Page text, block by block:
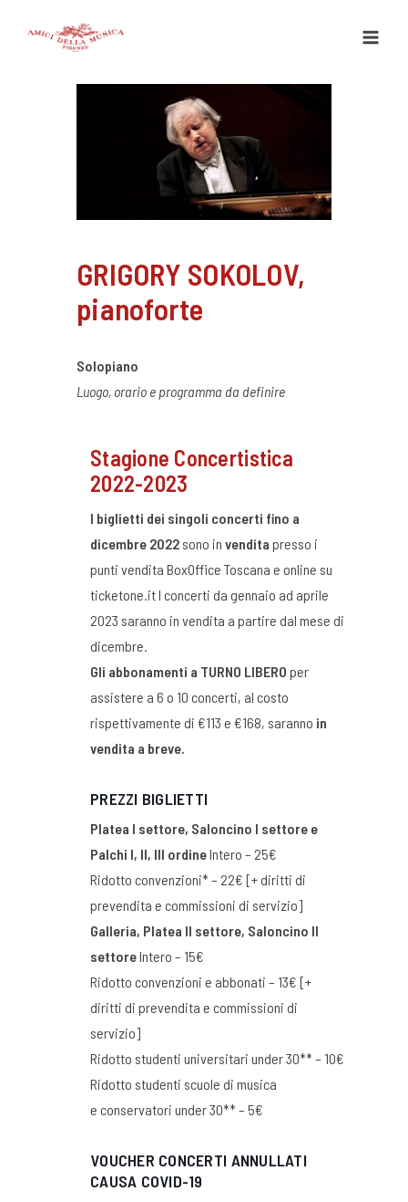
GRIGORY SOKOLOV,
pianoforte
Solopiano
Luogo, orario e programma da definire
Stagione Concertistica
2022-2023
I biglietti dei singoli concerti fino a
dicembre 2022 sono in vendita presso i
punti vendita BoxOffice Toscana e online su
ticketone.it I concerti da gennaio ad aprile
2023 saranno in vendita a partire dal mese di
dicembre.
Gli abbonamenti a TURNO LIBERO per
assistere a 6 o 10 concerti, al costo
rispettivamente di €113 e €168, saranno in
vendita a breve.
PREZZI BIGLIETTI
Platea I settore, Saloncino I settore e
Palchi I, II, III ordineIntero – 25€
Ridotto convenzioni* – 22€ [+ diritti di
prevendita e commissioni di servizio]
Galleria, Platea II settore, Saloncino II
settoreIntero – 15€
Ridotto convenzioni e abbonati – 13€ [+
diritti di prevendita e commissioni di
servizio]
Ridotto studenti universitari under 30** – 10€
Ridotto studenti scuole di musica
e conservatori under 30** – 5€
VOUCHER CONCERTI ANNULLATI
CAUSA COVID-19